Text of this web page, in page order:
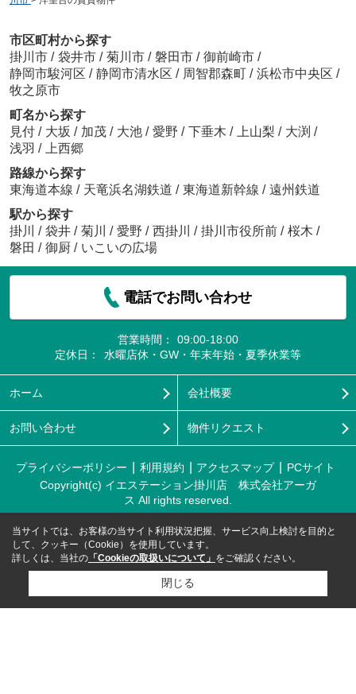
市区町村から探す
掛川市 / 袋井市 / 菊川市 / 磐田市 / 御前崎市 /
静岡市駿河区 / 静岡市清水区 / 周智郡森町 / 浜松市中央区 /
牧之原市
町名から探す
見付 / 大坂 / 加茂 / 大池 / 愛野 / 下垂木 / 上山梨 / 大渕 /
浅羽 /
上西郷
路線から探す
東海道本線 / 天竜浜名湖鉄道 / 東海道新幹線 / 遠州鉄道
駅から探す
掛川
/ 袋井 / 菊川 / 愛野 / 西掛川 / 掛川市役所前 / 桜木 /
磐田 / 御厨 / いこいの広場
電話でお問い合わせ
営業時間：
09:00-18:00
定休日：
水曜店休・GW・年末年始・夏季休業等
ホーム 会社概要
お問い合わせ 物件リクエスト
プライバシーポリシー 利用規約 アクセスマップ
PCサイト
Copyright(c) イエステーション掛川店 株式会社アーガ
ス All rights reserved.
当サイトでは、お客様の当サイト利用状況把握、サービス向上検討を目的と
して、クッキー（Cookie）を使用しています。
詳しくは、当社の 「Cookieの取扱いについて」 をご確認ください。
閉じる